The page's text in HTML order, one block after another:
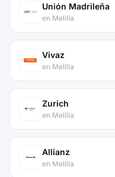
Unión Madrileña
en Melilla
Vivaz
en Melilla
Zurich
en Melilla
Allianz
en Melilla